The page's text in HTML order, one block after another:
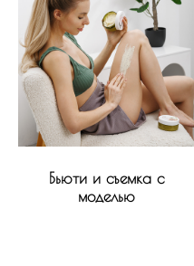
Бьюти и съемка с
моделью